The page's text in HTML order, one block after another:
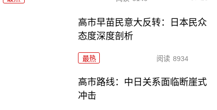
高市早苗民意大反转：日本民众
态度深度剖析
最热 阅读 8934
高市路线：中日关系面临断崖式
冲击